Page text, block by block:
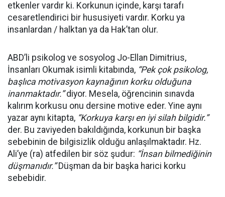
etkenler vardır ki. Korkunun içinde, karşı tarafı
cesaretlendirici bir hususiyeti vardır. Korku ya
insanlardan / halktan ya da Hak’tan olur.
ABD’li psikolog ve sosyolog Jo-Ellan Dimitrius,
İnsanları Okumak isimli kitabında, “Pek çok psikolog,
başlıca motivasyon kaynağının korku olduğuna
inanmaktadır.”diyor. Mesela, öğrencinin sınavda
kalırım korkusu onu dersine motive eder. Yine aynı
yazar aynı kitapta, “Korkuya karşı en iyi silah bilgidir.”
der. Bu zaviyeden bakıldığında, korkunun bir başka
sebebinin de bilgisizlik olduğu anlaşılmaktadır. Hz.
Ali’ye (ra) atfedilen bir söz şudur: “İnsan bilmediğinin
düşmanıdır.”Düşman da bir başka harici korku
sebebidir.